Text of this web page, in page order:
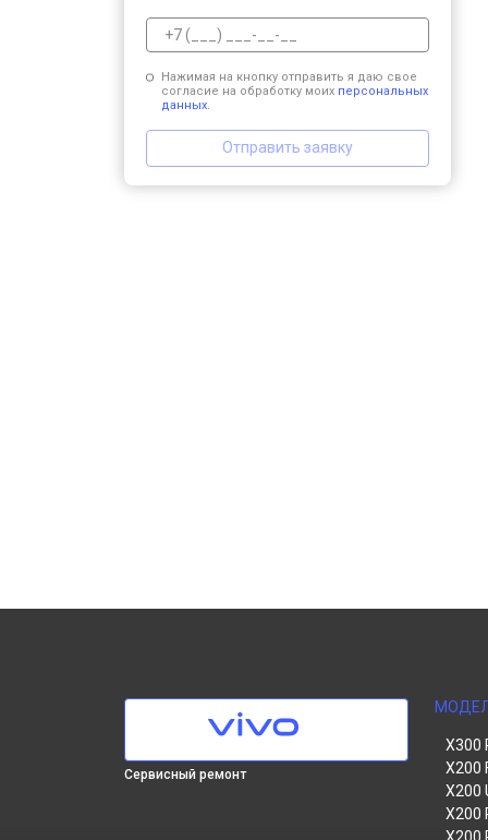
Нажимая на кнопку отправить я даю свое
согласие на обработку моих персональных
данных.
Отправить заявку
Сервисный ремонт
X300
X200
X200
X200